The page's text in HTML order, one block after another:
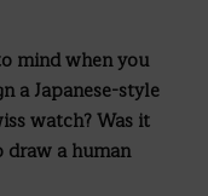
mind when you
a Japanese-style
watch? Was it
a human